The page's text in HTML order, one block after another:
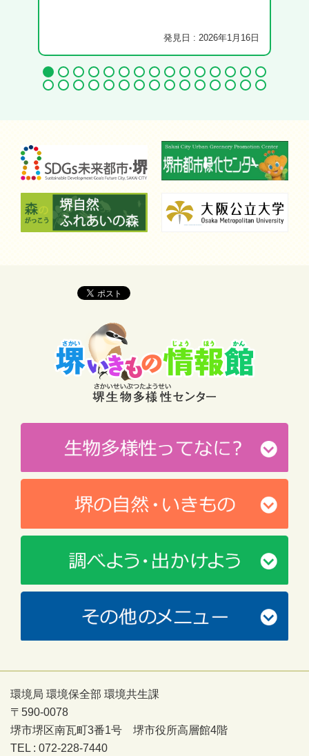
発見日 : 2026年1月16日
環境局 環境保全部 環境共生課
〒590-0078
堺市堺区南瓦町3番1号 堺市役所高層館4階
TEL : 072-228-7440